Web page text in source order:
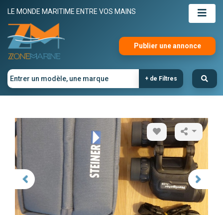
LE MONDE MARITIME ENTRE VOS MAINS
Publier une annonce
+ de Filtres